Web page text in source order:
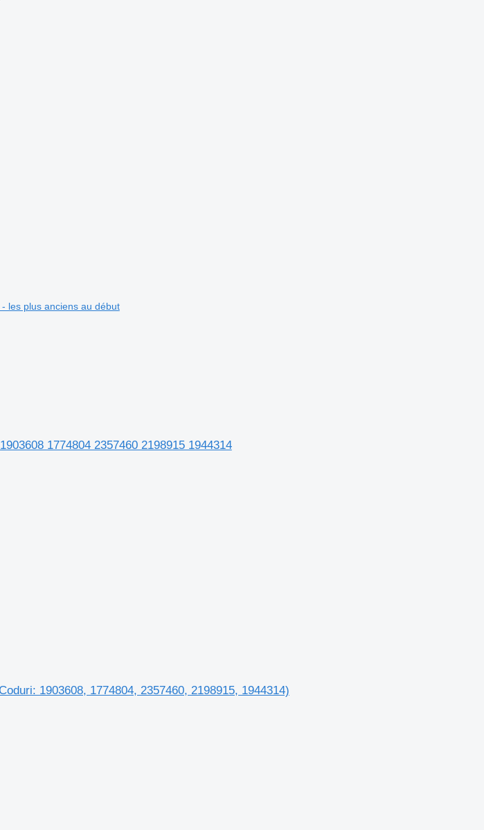
les plus anciens au début
1774804 2357460 2198915 1944314
1903608, 1774804, 2357460, 2198915, 1944314)